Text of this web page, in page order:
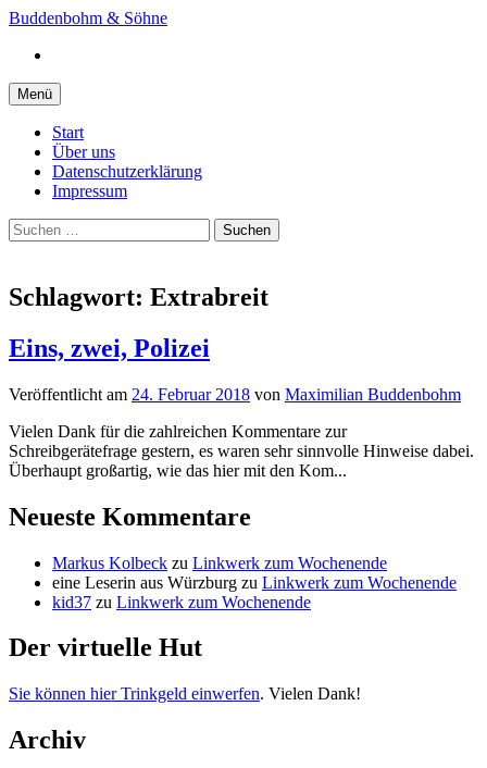
Springe
Inhalt
Buddenbohm & Söhne
Menü
Start
Über uns
Datenschutzerklärung
Impressum
Suchen
nach:
Schlagwort: Extrabreit
Eins, zwei, Polizei
Veröffentlicht am 24. Februar 2018 von Maximilian Buddenbohm
Vielen Dank für die zahlreichen Kommentare zur
Schreibgerätefrage gestern, es waren sehr sinnvolle Hinweise dabei.
Überhaupt großartig, wie das hier mit den Kom...
Neueste Kommentare
Markus Kolbeck zu Linkwerk zum Wochenende
eine Leserin aus Würzburg zu Linkwerk zum Wochenende
kid37 zu Linkwerk zum Wochenende
Der virtuelle Hut
Sie können hier Trinkgeld einwerfen. Vielen Dank!
Archiv